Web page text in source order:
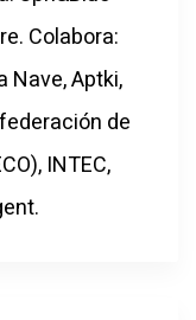
Colabora:
Nave, Aptki,
de
INTEC,